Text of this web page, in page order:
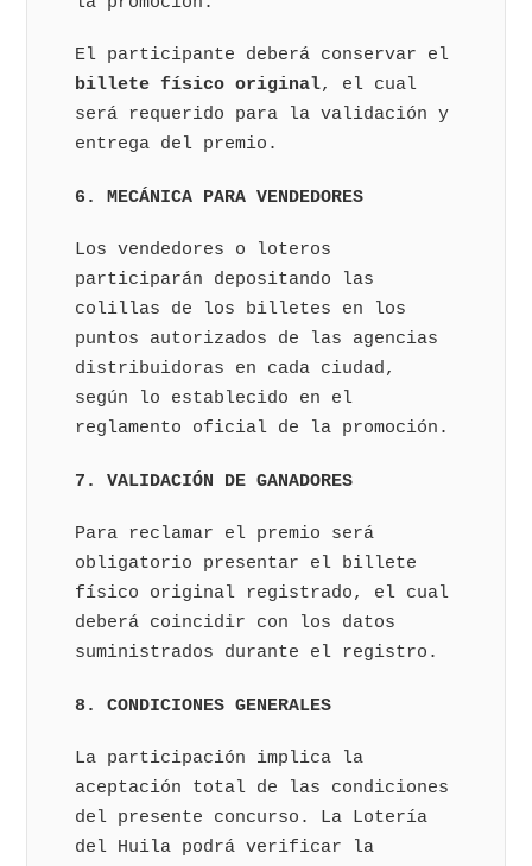
El participante deberá conservar el
billete físico original, el cual
será requerido para la validación y
entrega del premio.
6. MECÁNICA PARA VENDEDORES
Los vendedores o loteros
participarán depositando las
colillas de los billetes en los
puntos autorizados de las agencias
distribuidoras en cada ciudad,
según lo establecido en el
reglamento oficial de la promoción.
7. VALIDACIÓN DE GANADORES
Para reclamar el premio será
obligatorio presentar el billete
físico original registrado, el cual
deberá coincidir con los datos
suministrados durante el registro.
8. CONDICIONES GENERALES
La participación implica la
aceptación total de las condiciones
del presente concurso. La Lotería
del Huila podrá verificar la